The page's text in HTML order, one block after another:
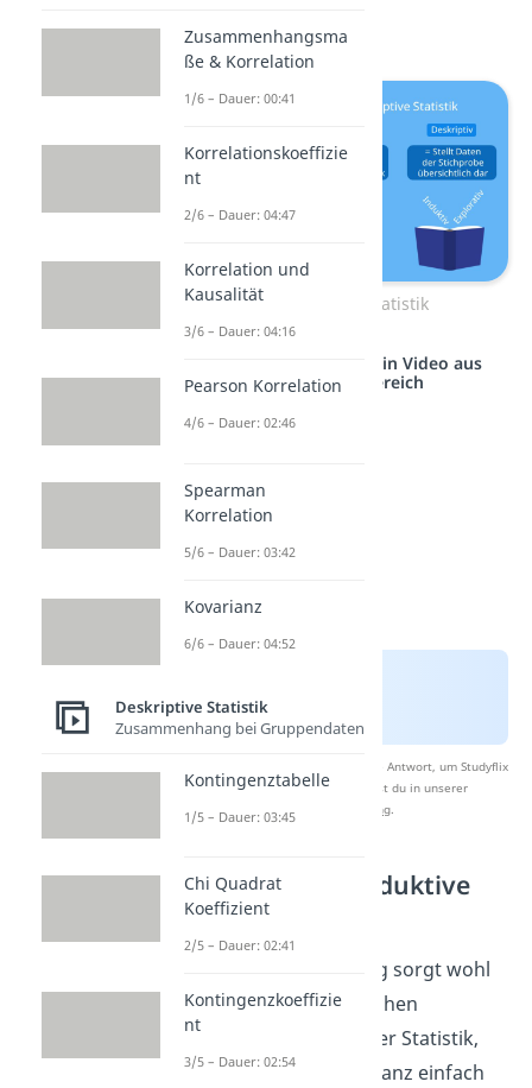
Statistik
Teilbereiche der Statistik
Studyflix vernetzt: Hier ein Video aus
einem anderen Bereich
Nach Beantwortung speichern wir deine Antwort, um Studyflix
zu verbessern. Mehr dazu erfährst du in unserer
Datenschutzerklärung.
Deskriptive und induktive
Statistik
Für die größte Verwirrung sorgt wohl
die Unterscheidung zwischen
deskriptiver und induktiver Statistik,
obwohl diese eigentlich ganz einfach
Zusammenhangsma
ße & Korrelation
1/6 – Dauer: 00:41
Korrelationskoeffizie
nt
2/6 – Dauer: 04:47
Korrelation und
Kausalität
3/6 – Dauer: 04:16
Pearson Korrelation
4/6 – Dauer: 02:46
Spearman
Korrelation
5/6 – Dauer: 03:42
Kovarianz
6/6 – Dauer: 04:52
Deskriptive Statistik
Zusammenhang bei Gruppendaten
Kontingenztabelle
1/5 – Dauer: 03:45
Chi Quadrat
Koeffizient
2/5 – Dauer: 02:41
Kontingenzkoeffizie
nt
3/5 – Dauer: 02:54